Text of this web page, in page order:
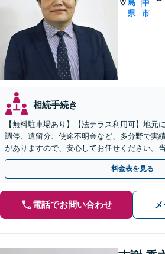
島
県
中
市
相続手続き
【無料駐車場あり】【法テラス利用可】地元
調停、遺留分、使途不明金など、多分野で実
がありますので、安心してお任せください。
応します。悩まずお早めにご相談ください【
料金表を見る
電話でお問い合わせ